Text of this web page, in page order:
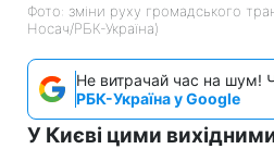
Фото: зміни руху громадського
Носач/РБК-Україна)
Не витрачай час на шум!
РБК-Україна у Google
У Києві цими